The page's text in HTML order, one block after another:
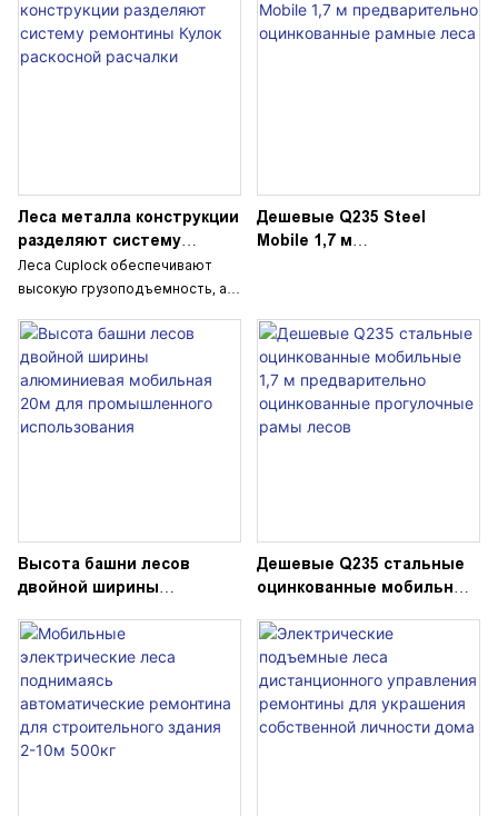
Леса металла конструкции
разделяют систему
ремонтины Кулок
раскосной расчалки
Леса Cuplock обеспечивают
высокую грузоподъемность, а
гибкая, в основном
используется для
строительства мостов,
туннелей, станций метро и т. д.
Дешевые Q235 Steel
Mobile 1,7 м
Высота башни лесов
двойной ширины
20м для промышленного
использования
Дешевые Q235 стальные
оцинкованные мобильные
оцинкованные
прогулочные рамы лесов